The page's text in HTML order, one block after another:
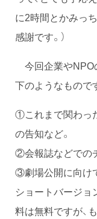
に2時間とかみっ
感謝です。）
今回企業やNPO
下のようなもので
①これまで関わっ
の告知など。
②会報誌などでの
③劇場公開に向け
ショートバージョ
料は無料ですが、